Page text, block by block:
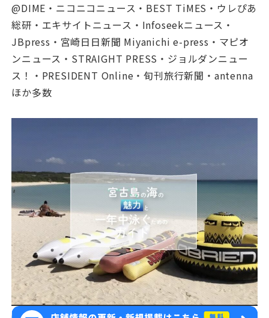
@DIME・ニコニコニュース・BEST TiMES・ウレぴあ
総研・エキサイトニュース・Infoseekニュース・
JBpress・宮崎日日新聞 Miyanichi e-press・マピオ
ンニュース・STRAIGHT PRESS・ジョルダンニュー
ス！・PRESIDENT Online・旬刊旅行新聞・antenna
ほか多数